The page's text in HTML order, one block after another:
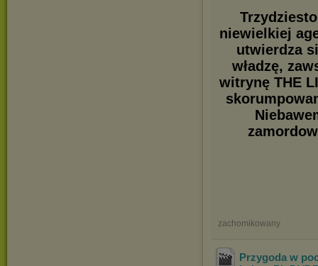
niewielkiej
utwierdza
władzę,
witrynę THE
zachomikowany
Przygoda w